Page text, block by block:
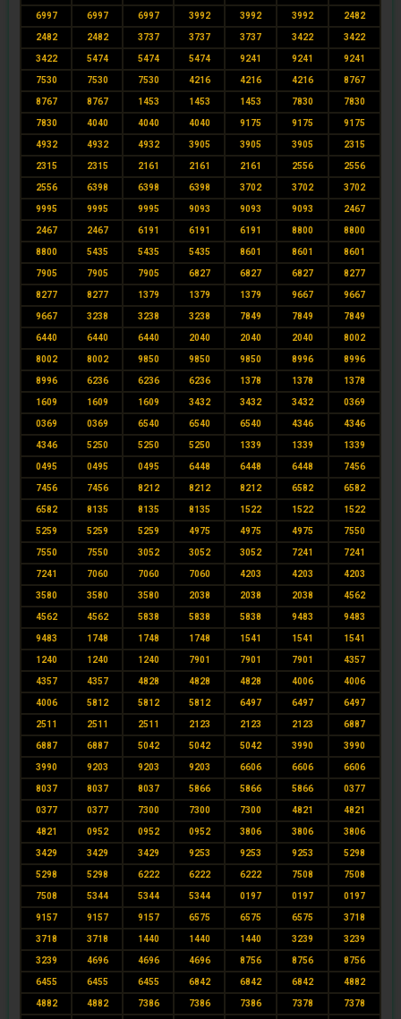
6997 6997 6997 3992 3992 3992 2482
2482 2482 3737 3737 3737 3422 3422
3422 5474 5474 5474 9241 9241 9241
7530 7530 7530 4216 4216 4216 8767
8767 8767 1453 1453 1453 7830 7830
7830 4040 4040 4040 9175 9175 9175
4932 4932 4932 3905 3905 3905 2315
2315 2315 2161 2161 2161 2556 2556
2556 6398 6398 6398 3702 3702 3702
9995 9995 9995 9093 9093 9093 2467
2467 2467 6191 6191 6191 8800 8800
8800 5435 5435 5435 8601 8601 8601
7905 7905 7905 6827 6827 6827 8277
8277 8277 1379 1379 1379 9667 9667
9667 3238 3238 3238 7849 7849 7849
6440 6440 6440 2040 2040 2040 8002
8002 8002 9850 9850 9850 8996 8996
8996 6236 6236 6236 1378 1378 1378
1609 1609 1609 3432 3432 3432 0369
0369 0369 6540 6540 6540 4346 4346
4346 5250 5250 5250 1339 1339 1339
0495 0495 0495 6448 6448 6448 7456
7456 7456 8212 8212 8212 6582 6582
6582 8135 8135 8135 1522 1522 1522
5259 5259 5259 4975 4975 4975 7550
7550 7550 3052 3052 3052 7241 7241
7241 7060 7060 7060 4203 4203 4203
3580 3580 3580 2038 2038 2038 4562
4562 4562 5838 5838 5838 9483 9483
9483 1748 1748 1748 1541 1541 1541
1240 1240 1240 7901 7901 7901 4357
4357 4357 4828 4828 4828 4006 4006
4006 5812 5812 5812 6497 6497 6497
2511 2511 2511 2123 2123 2123 6887
6887 6887 5042 5042 5042 3990 3990
3990 9203 9203 9203 6606 6606 6606
8037 8037 8037 5866 5866 5866 0377
0377 0377 7300 7300 7300 4821 4821
4821 0952 0952 0952 3806 3806 3806
3429 3429 3429 9253 9253 9253 5298
5298 5298 6222 6222 6222 7508 7508
7508 5344 5344 5344 0197 0197 0197
9157 9157 9157 6575 6575 6575 3718
3718 3718 1440 1440 1440 3239 3239
3239 4696 4696 4696 8756 8756 8756
6455 6455 6455 6842 6842 6842 4882
4882 4882 7386 7386 7386 7378 7378